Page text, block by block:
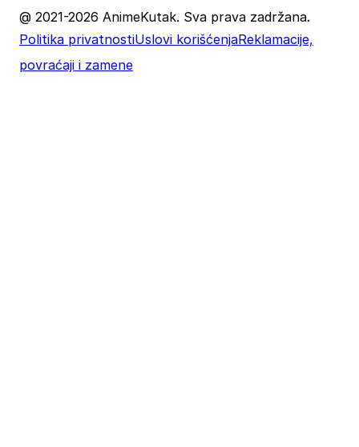
@ 2021-2026 AnimeKutak. Sva prava zadržana.
Politika privatnostiUslovi korišćenjaReklamacije,
povraćaji i zamene